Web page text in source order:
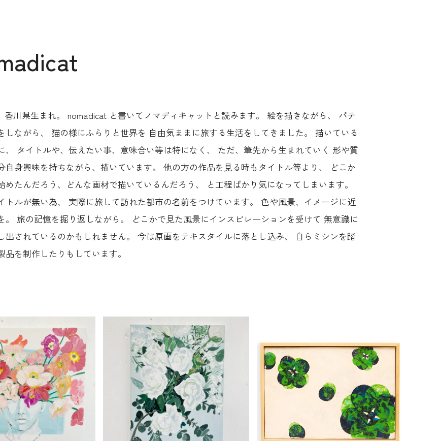
川県生まれ。 nomadicat と書いてノマディキャットと読みます。 絵を描きながら、 パテ
しながら、 猫の様にふらりと世界を 自由気ままに旅する生活をしてきました。 描いている
、 タイトルや、伝えたい事、意味合い等は特になく、 ただ、筆先から生まれていく 形や質
自身興味を持ちながら、描いています。 他の方の作品を見る時もタイトル等より、 どこか
めたんだろう、どんな画材で描いているんだろう、 と工程ばかり気になってしまいます。
トルが無い為、 実際に旅して訪れた都市の名前をつけています。 色や風景、イメージに近
。 旅の記憶を掘り返しながら。 どこかで見た風景にインスピレーションを受けて 無意識に
出されているのかもしれません。 今は原画をテキスタイルに落とし込み、 自らミシンを踏
品を制作したりもしています。